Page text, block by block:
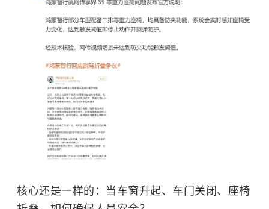
核心还是一样的：当车窗升起、车门关闭、座椅